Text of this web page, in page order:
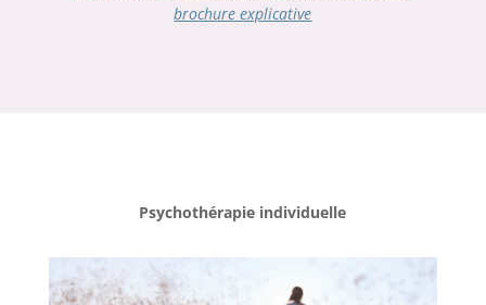
brochure explicative
Psychothérapie individuelle